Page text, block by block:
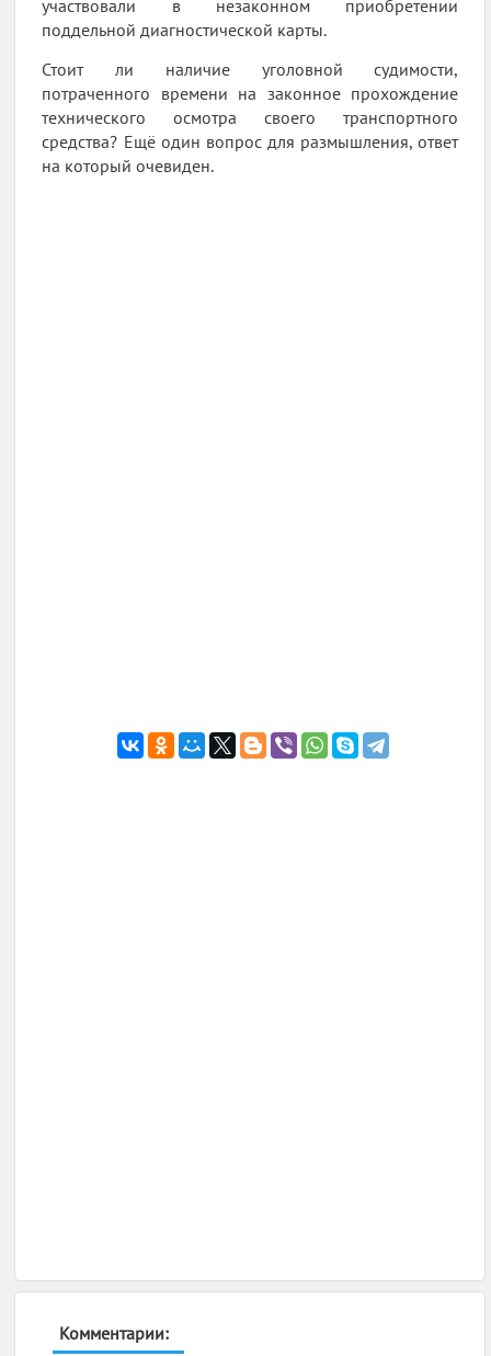
участвовали в незаконном приобретении
поддельной диагностической карты.
Стоит ли наличие уголовной судимости,
потраченного времени на законное прохождение
технического осмотра своего транспортного
средства? Ещё один вопрос для размышления, ответ
на который очевиден.
Комментарии: